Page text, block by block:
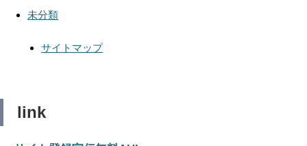
未分類
サイトマップ
link